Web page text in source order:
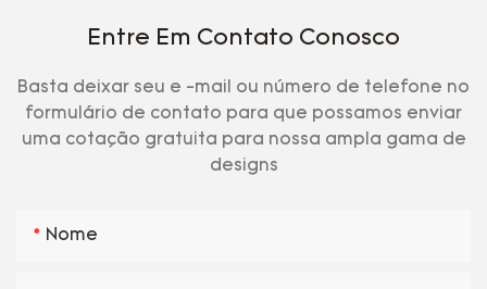
Entre Em Contato Conosco
Basta deixar seu e -mail ou número de telefone no
formulário de contato para que possamos enviar
uma cotação gratuita para nossa ampla gama de
designs
Nome